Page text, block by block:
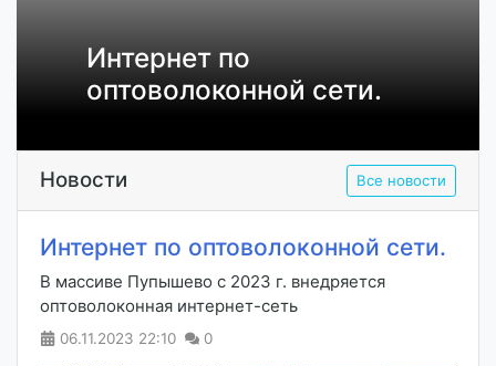
Интернет по
оптоволоконной сети.
Новости Все новости
Интернет по оптоволоконной сети.
В массиве Пупышево с 2023 г. внедряется
оптоволоконная интернет-сеть
06.11.2023 22:10 0